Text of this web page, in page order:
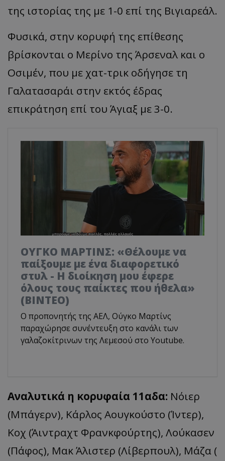
της ιστορίας της με 1-0 επί της Βιγιαρεάλ.
Φυσικά, στην κορυφή της επίθεσης
βρίσκονται ο Μερίνο της Άρσεναλ και ο
Οσιμέν, που με χατ-τρικ οδήγησε τη
Γαλατασαράι στην εκτός έδρας
επικράτηση επί του Άγιαξ με 3-0.
ΟΥΓΚΟ ΜΑΡΤΙΝΣ: «Θέλουμε να
παίξουμε με ένα διαφορετικό
στυλ - Η διοίκηση μου έφερε
όλους τους παίκτες που ήθελα»
(ΒΙΝΤΕΟ)
Ο προπονητής της ΑΕΛ, Ούγκο Μαρτίνς
παραχώρησε συνέντευξη στο κανάλι των
γαλαζοκίτρινων της Λεμεσού στο Youtube.
Αναλυτικά η κορυφαία 11αδα: Νόιερ
(Μπάγερν), Κάρλος Αουγκούστο (Ίντερ),
Κοχ (Άιντραχτ Φρανκφούρτης), Λούκασεν
(Πάφος), Μακ Άλιστερ (Λίβερπουλ), Μάζα (